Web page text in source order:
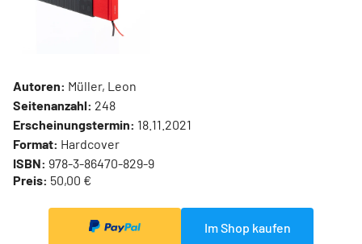
Autoren: Müller, Leon
Seitenanzahl: 248
Erscheinungstermin: 18.11.2021
Format: Hardcover
ISBN: 978-3-86470-829-9
Preis: 50,00 €
Im Shop kaufen